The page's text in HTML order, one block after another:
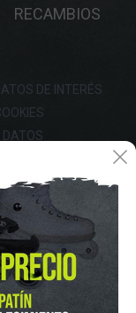
RECAMBIOS
DE INTERÉS
DATOS